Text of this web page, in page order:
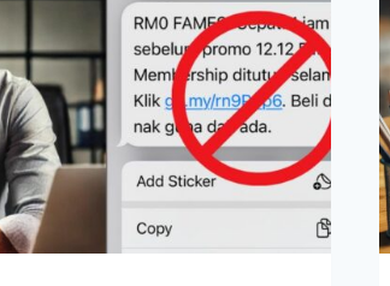
STRATEGI
INI!